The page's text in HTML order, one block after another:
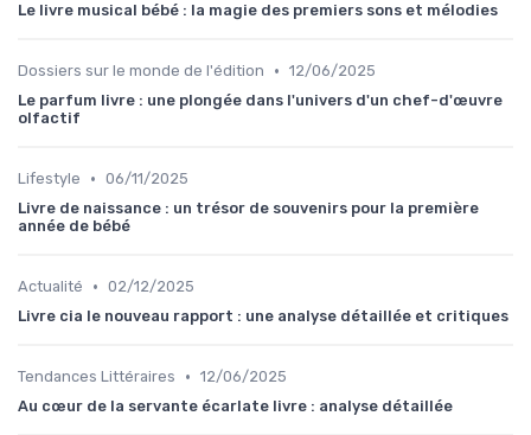
Le livre musical bébé : la magie des premiers sons et mélodies
Dossiers sur le monde de l'édition • 12/06/2025
Le parfum livre : une plongée dans l'univers d'un chef-d'œuvre
olfactif
Lifestyle • 06/11/2025
Livre de naissance : un trésor de souvenirs pour la première
année de bébé
Actualité • 02/12/2025
Livre cia le nouveau rapport : une analyse détaillée et critiques
Tendances Littéraires • 12/06/2025
Au cœur de la servante écarlate livre : analyse détaillée